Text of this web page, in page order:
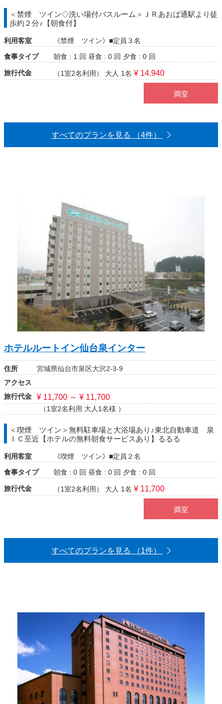
＜禁煙 ツイン◇洗い場付バスルーム＞ＪＲあおば通駅より徒
歩約２分♪【朝食付】
利用客室
《禁煙 ツイン》■定員３名
食事タイプ
朝食 : 1 回 昼食 : 0 回 夕食 : 0 回
旅行代金 （1室2名利用） 大人 1名 ¥ 14,940
満室
すべてのプランを見る （4件）
ホテルルートイン仙台泉インター
住所
宮城県仙台市泉区大沢2-3-9
アクセス
旅行代金
¥ 11,700 ～ ¥ 11,700
（1室2名利用 大人1名様 ）
＜喫煙 ツイン＞無料駐車場と大浴場あり♪東北自動車道 泉
ＩＣ至近【ホテルの無料朝食サービスあり】るるる
利用客室
《喫煙 ツイン》■定員２名
食事タイプ
朝食 : 0 回 昼食 : 0 回 夕食 : 0 回
旅行代金 （1室2名利用） 大人 1名 ¥ 11,700
満室
すべてのプランを見る （1件）